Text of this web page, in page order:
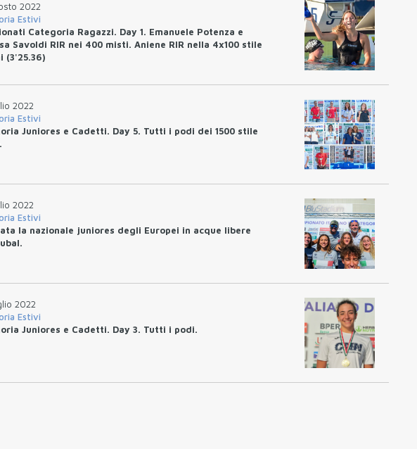
2022
Estivi
Categoria Ragazzi. Day 1. Emanuele Potenza e
Savoldi RIR nei 400 misti. Aniene RIR nella 4x100 stile
(3'25.36)
2022
Estivi
Juniores e Cadetti. Day 5. Tutti i podi dei 1500 stile
2022
Estivi
la nazionale juniores degli Europei in acque libere
2022
Estivi
Juniores e Cadetti. Day 3. Tutti i podi.